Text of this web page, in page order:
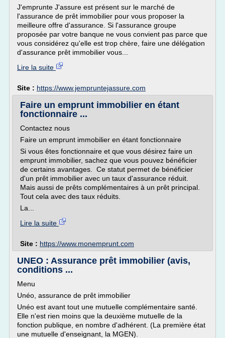
J'emprunte J'assure est présent sur le marché de
l'assurance de prêt immobilier pour vous proposer la
meilleure offre d'assurance. Si l'assurance groupe
proposée par votre banque ne vous convient pas parce que
vous considérez qu'elle est trop chère, faire une délégation
d'assurance prêt immobilier vous...
Lire la suite
Site : https://www.jempruntejassure.com
Faire un emprunt immobilier en étant
fonctionnaire ...
Contactez nous
Faire un emprunt immobilier en étant fonctionnaire
Si vous êtes fonctionnaire et que vous désirez faire un
emprunt immobilier, sachez que vous pouvez bénéficier
de certains avantages. Ce statut permet de bénéficier
d'un prêt immobilier avec un taux d'assurance réduit.
Mais aussi de prêts complémentaires à un prêt principal.
Tout cela avec des taux réduits.
La...
Lire la suite
Site : https://www.monemprunt.com
UNEO : Assurance prêt immobilier (avis,
conditions ...
Menu
Unéo, assurance de prêt immobilier
Unéo est avant tout une mutuelle complémentaire santé.
Elle n'est rien moins que la deuxième mutuelle de la
fonction publique, en nombre d'adhérent. (La première état
une mutuelle d'enseignant, la MGEN).